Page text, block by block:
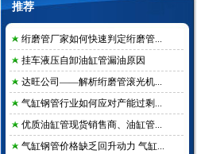
推荐
绗磨管厂家如何快速判定绗磨管...
挂车液压自卸油缸管漏油原因
达旺公司——解析绗磨管滚光机...
气缸钢管行业如何应对产能过剩...
优质油缸管现货销售商、油缸管...
气缸钢管价格缺乏回升动力 气缸...